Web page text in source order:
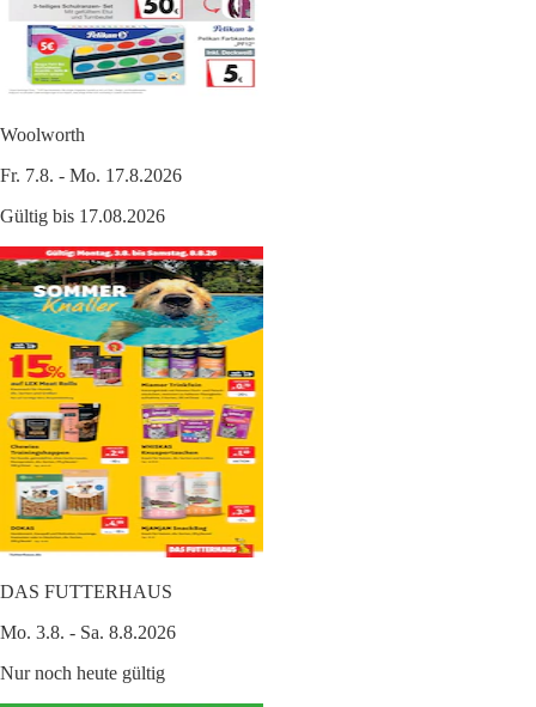
Woolworth
Fr. 7.8. - Mo. 17.8.2026
Gültig bis 17.08.2026
DAS FUTTERHAUS
Mo. 3.8. - Sa. 8.8.2026
Nur noch heute gültig